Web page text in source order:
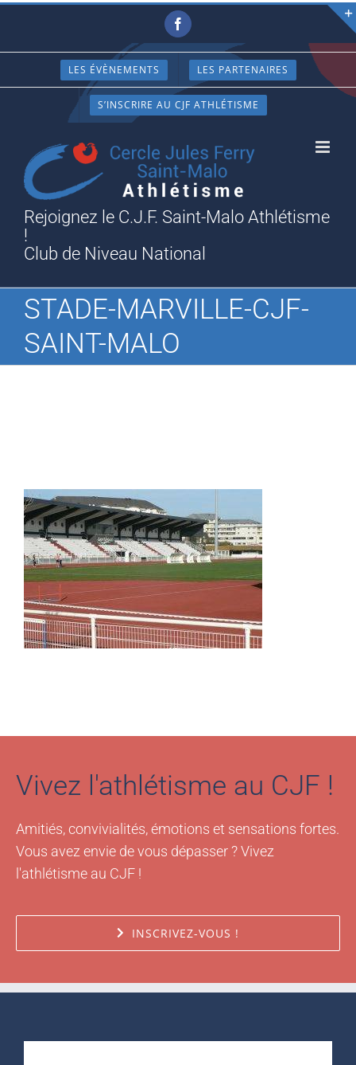
Passer
contenu
Facebook
LES ÉVÈNEMENTS LES PARTENAIRES
S’INSCRIRE AU CJF ATHLÉTISME
Rejoignez le C.J.F. Saint-Malo Athlétisme
!
Club de Niveau National
STADE-MARVILLE-CJF-
SAINT-MALO
Vivez l'athlétisme au CJF !
Amitiés, convivialités, émotions et sensations fortes.
Vous avez envie de vous dépasser ? Vivez
l'athlétisme au CJF !
INSCRIVEZ-VOUS !